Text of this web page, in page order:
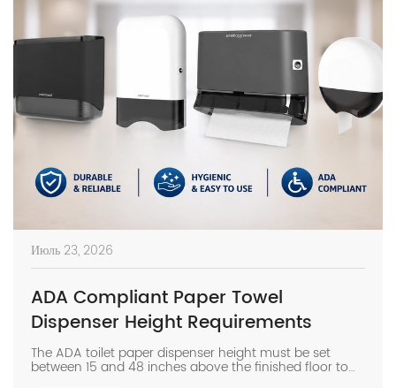
Июль 23, 2026
ADA Compliant Paper Towel
Dispenser Height Requirements
The ADA toilet paper dispenser height must be set
between 15 and 48 inches above the finished floor to